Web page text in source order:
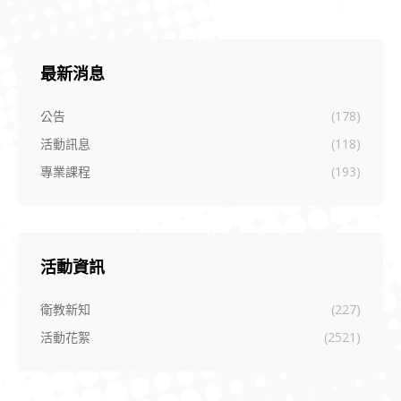
最新消息
公告
(178)
活動訊息
(118)
專業課程
(193)
活動資訊
衛教新知
(227)
活動花絮
(2521)